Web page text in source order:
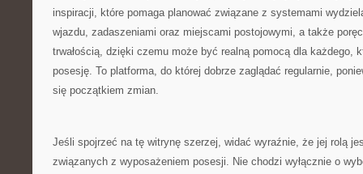
inspiracji, które pomaga planować związane z systemami
wjazdu, zadaszeniami oraz miejscami postojowymi, a także
trwałością, dzięki czemu może być realną pomocą dla każdego,
posesję. To platforma, do której dobrze zaglądać regularnie,
się początkiem zmian.
Jeśli spojrzeć na tę witrynę szerzej, widać wyraźnie, że jej rolą
związanych z wyposażeniem posesji. Nie chodzi wyłącznie o